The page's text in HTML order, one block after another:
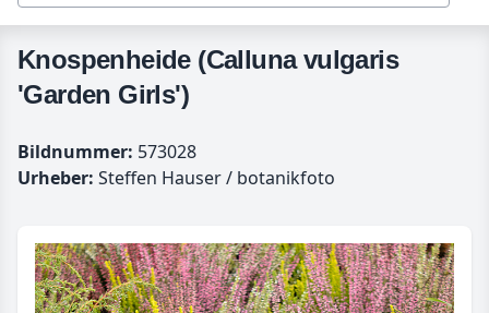
Knospenheide (Calluna vulgaris
'Garden Girls')
Bildnummer: 573028
Urheber: Steffen Hauser / botanikfoto